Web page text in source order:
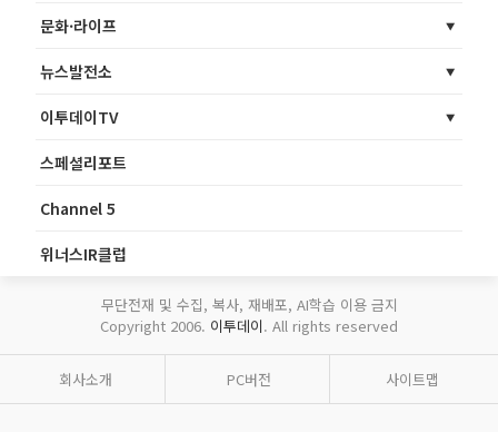
문화·라이프
뉴스발전소
이투데이TV
스페셜리포트
Channel 5
위너스IR클럽
무단전재 및 수집, 복사, 재배포, AI학습 이용 금지
Copyright 2006. 이투데이. All rights reserved
회사소개 PC버전 사이트맵